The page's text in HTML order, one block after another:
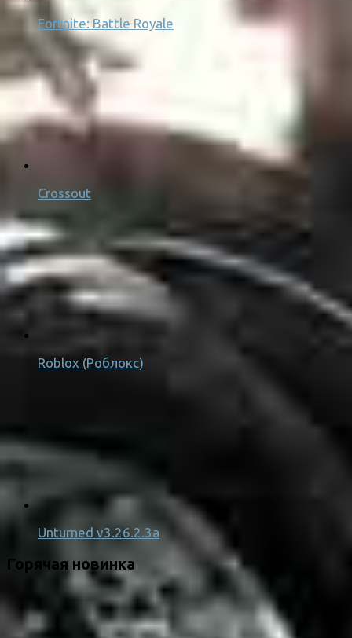
Fortnite: Battle Royale
Crossout
Roblox (Роблокс)
Unturned v3.26.2.3a
Горячая новинка